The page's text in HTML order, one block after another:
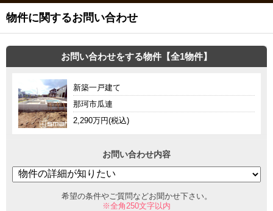
物件に関するお問い合わせ
お問い合わせをする物件【全1物件】
新築一戸建て
那珂市瓜連
2,290万円(税込)
お問い合わせ内容
希望の条件やご質問などお聞かせ下さい。
※全角250文字以内